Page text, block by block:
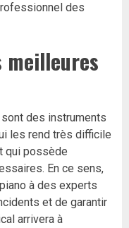
des
meilleures
sont des instruments
les rend très difficile
qui possède
En ce sens,
à des experts
et de garantir
arrivera à